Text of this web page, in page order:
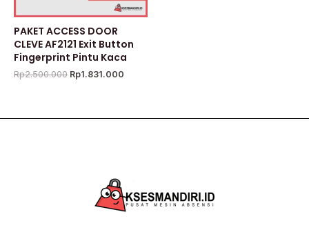
PAKET ACCESS DOOR
CLEVE AF2121 Exit Button
Fingerprint Pintu Kaca
Rp2.500.000 Rp1.831.000